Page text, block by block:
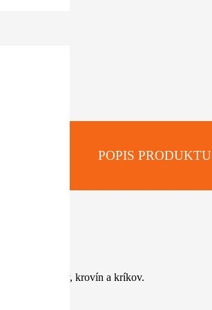
POPIS PRODUKTU
spletitej trávy, krovín a kríkov.